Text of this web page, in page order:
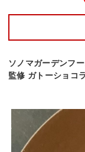
ソノマガーデンフ
監修 ガトーショコラ